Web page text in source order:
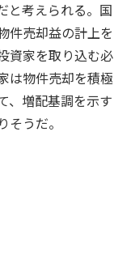
と考えられる。国
件売却益の計上を
資家を取り込む必
は物件売却を積極
、増配基調を示す
うだ。